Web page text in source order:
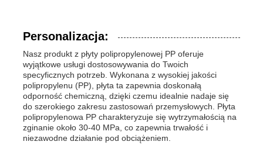
Personalizacja:
Nasz produkt z płyty polipropylenowej PP oferuje
wyjątkowe usługi dostosowywania do Twoich
specyficznych potrzeb. Wykonana z wysokiej jakości
polipropylenu (PP), płyta ta zapewnia doskonałą
odporność chemiczną, dzięki czemu idealnie nadaje się
do szerokiego zakresu zastosowań przemysłowych. Płyta
polipropylenowa PP charakteryzuje się wytrzymałością na
zginanie około 30-40 MPa, co zapewnia trwałość i
niezawodne działanie pod obciążeniem.